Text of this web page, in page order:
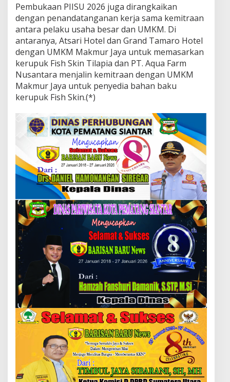
Pembukaan PIISU 2026 juga dirangkaikan
dengan penandatanganan kerja sama kemitraan
antara pelaku usaha besar dan UMKM. Di
antaranya, Atsari Hotel dan Grand Tamaro Hotel
dengan UMKM Makmur Jaya untuk memasarkan
kerupuk Fish Skin Tilapia dan PT. Aqua Farm
Nusantara menjalin kemitraan dengan UMKM
Makmur Jaya untuk penyedia bahan baku
kerupuk Fish Skin.(*)